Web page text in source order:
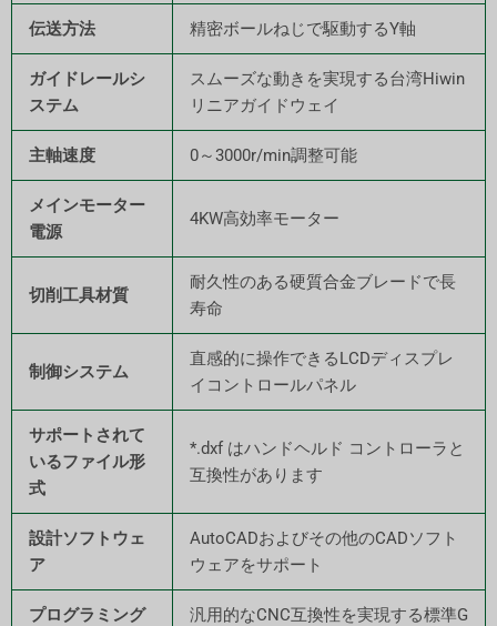
伝送方法 精密ボールねじで駆動するY軸
ガイドレールシ
ステム
スムーズな動きを実現する台湾Hiwin
リニアガイドウェイ
主軸速度 0～3000r/min調整可能
メインモーター
電源
4KW高効率モーター
切削工具材質
耐久性のある硬質合金ブレードで長
寿命
制御システム
直感的に操作できるLCDディスプレ
イコントロールパネル
サポートされて
いるファイル形
式
*.dxf はハンドヘルド コントローラと
互換性があります
設計ソフトウェ
ア
AutoCADおよびその他のCADソフト
ウェアをサポート
プログラミング
汎用的なCNC互換性を実現する標準G